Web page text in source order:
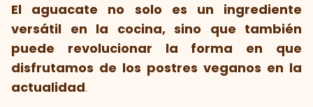
El aguacate no solo es un ingrediente
versátil en la cocina, sino que también
puede revolucionar la forma en que
disfrutamos de los postres veganos en la
actualidad.